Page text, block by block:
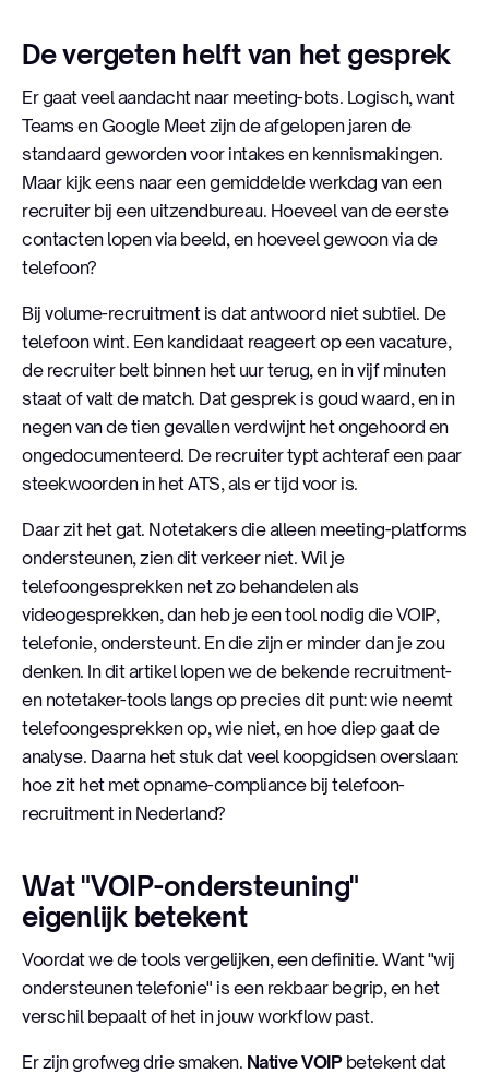
De vergeten helft van het gesprek
Er gaat veel aandacht naar meeting-bots. Logisch, want
Teams en Google Meet zijn de afgelopen jaren de
standaard geworden voor intakes en kennismakingen.
Maar kijk eens naar een gemiddelde werkdag van een
recruiter bij een uitzendbureau. Hoeveel van de eerste
contacten lopen via beeld, en hoeveel gewoon via de
telefoon?
Bij volume-recruitment is dat antwoord niet subtiel. De
telefoon wint. Een kandidaat reageert op een vacature,
de recruiter belt binnen het uur terug, en in vijf minuten
staat of valt de match. Dat gesprek is goud waard, en in
negen van de tien gevallen verdwijnt het ongehoord en
ongedocumenteerd. De recruiter typt achteraf een paar
steekwoorden in het ATS, als er tijd voor is.
Daar zit het gat. Notetakers die alleen meeting-platforms
ondersteunen, zien dit verkeer niet. Wil je
telefoongesprekken net zo behandelen als
videogesprekken, dan heb je een tool nodig die VOIP,
telefonie, ondersteunt. En die zijn er minder dan je zou
denken. In dit artikel lopen we de bekende recruitment-
en notetaker-tools langs op precies dit punt: wie neemt
telefoongesprekken op, wie niet, en hoe diep gaat de
analyse. Daarna het stuk dat veel koopgidsen overslaan:
hoe zit het met opname-compliance bij telefoon-
recruitment in Nederland?
Wat "VOIP-ondersteuning"
eigenlijk betekent
Voordat we de tools vergelijken, een definitie. Want "wij
ondersteunen telefonie" is een rekbaar begrip, en het
verschil bepaalt of het in jouw workflow past.
Er zijn grofweg drie smaken. Native VOIPbetekent dat